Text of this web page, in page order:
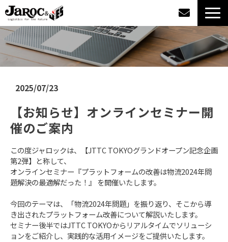
製品情報
導入事例
カタログダウンロード
ジャロックコラム
採用情報
オンラインショップ
2025/07/23
【お知らせ】オンラインセミナー開
催のご案内
この度ジャロックは、【JTTC TOKYOグランドオープン記念企画
第2弾】と称して、
オンラインセミナー『プラットフォームの改善は物流2024年問
題解決の最適解だった！』 を開催いたします。
今回のテーマは、「物流2024年問題」を振り返り、そこから導
き出されたプラットフォーム改善について解説いたします。
セミナー後半ではJTTC TOKYOからリアルタイムでソリューシ
ョンをご紹介し、実践的な活用イメージをご提供いたします。